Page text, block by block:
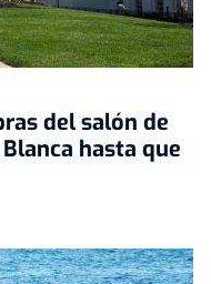
del salón de
hasta que